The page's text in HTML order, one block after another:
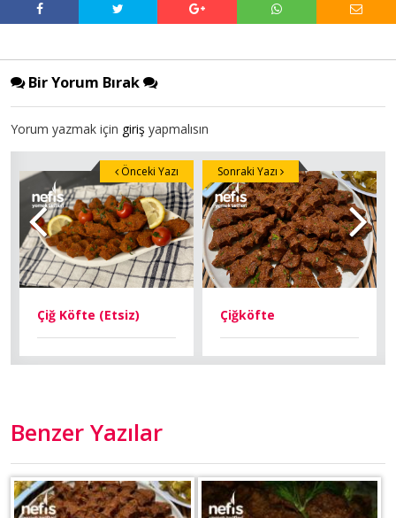
Bir Yorum Bırak
Yorum yazmak için giriş yapmalısın
Çiğ Köfte (Etsiz)
Önceki Yazı
Çiğköfte
Sonraki Yazı
Benzer Yazılar